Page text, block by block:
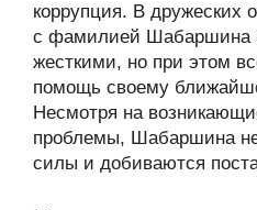
коррупция. В дружеских
с фамилией Шабаршина
жесткими, но при этом
помощь своему
Несмотря на
проблемы, Шабаршина
силы и добиваются